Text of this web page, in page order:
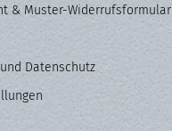
& Muster-Widerrufsformular
Datenschutz